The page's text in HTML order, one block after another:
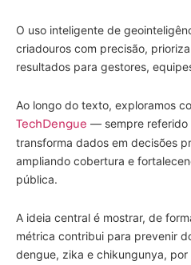
O uso inteligente de
criadouros com precisão,
resultados para gestores,
Ao longo do texto, exploramos
TechDengue — sempre
transforma dados em decisões
ampliando cobertura e
pública.
A ideia central é mostrar, de
métrica contribui para prevenir
dengue, zika e chikungunya,